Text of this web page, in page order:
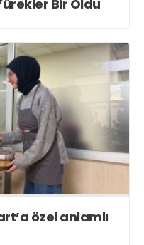
Bir Oldu
özel anlamlı
Galeri Yazarlar
Mah. 38. Sokak. No : 31